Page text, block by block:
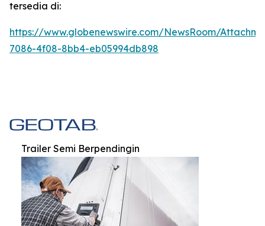
tersedia di:
https://www.globenewswire.com/NewsRoom/
7086-4f08-8bb4-eb05994db898
Trailer Semi Berpendingin